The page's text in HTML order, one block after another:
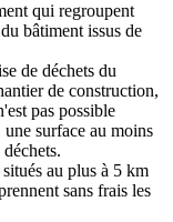
qui regroupent
bâtiment issus de
de déchets du
de construction,
pas possible
surface au moins
au plus à 5 km
sans frais les